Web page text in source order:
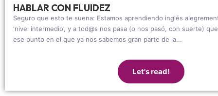
HABLAR CON FLUIDEZ
Seguro que esto te suena: Estamos aprendiendo inglés
‘nivel intermedio’, y a tod@s nos pasa (o nos pasó, con suerte)
ese punto en el que ya nos sabemos gran parte de la...
Let's read!